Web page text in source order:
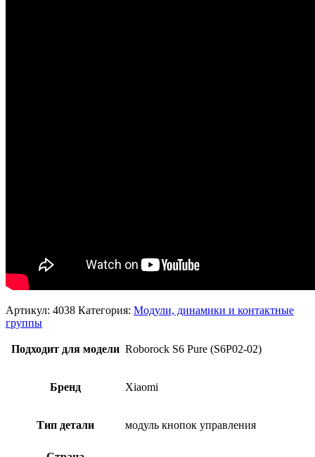
Артикул: 4038 Категория: Модули, динамики и контактные
группы
Подходит для модели Roborock S6 Pure (S6P02-02)
Бренд Xiaomi
Тип детали модуль кнопок управления